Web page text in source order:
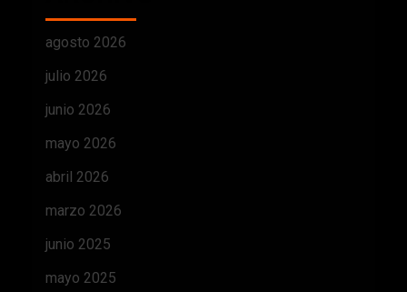
agosto 2026
julio 2026
junio 2026
mayo 2026
abril 2026
marzo 2026
junio 2025
mayo 2025